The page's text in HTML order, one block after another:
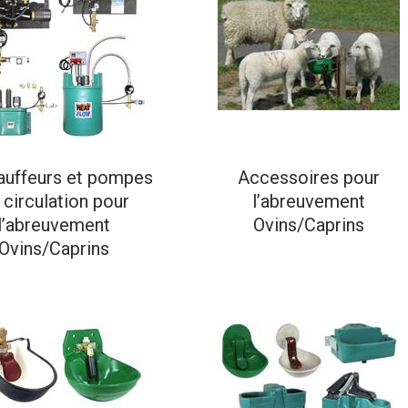
et pompes
pour
Caprins
Accessoires pour
l’abreuvement
Ovins/Caprins